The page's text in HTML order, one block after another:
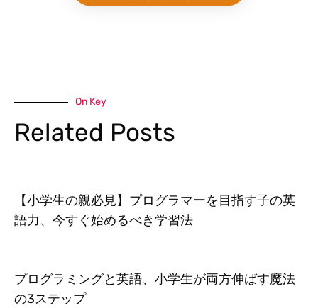
On Key
Related Posts
【小学生の親必見】プログラマーを目指す子の英
語力、今すぐ始めるべき学習法
プログラミングと英語、小学生が両方伸ばす魔法
の3ステップ